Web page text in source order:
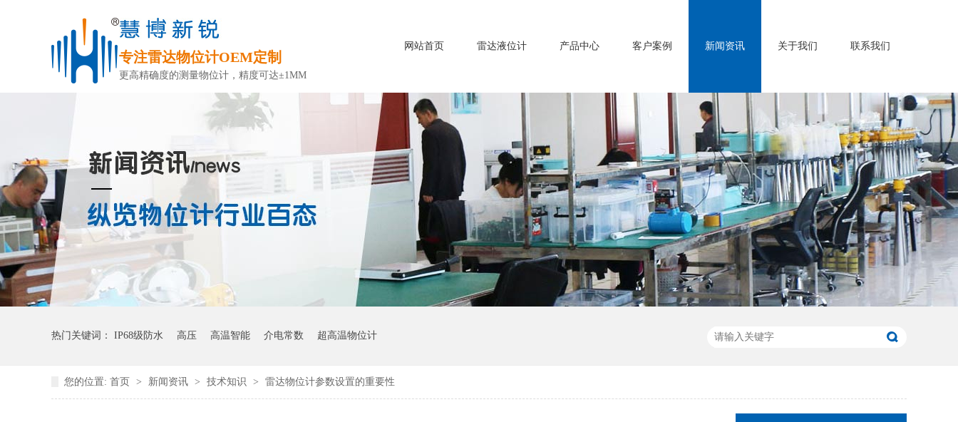
专注雷达物位计OEM定制
更高精确度的测量物位计，精度可达±1MM
网站首页 雷达液位计 产品中心 客户案例 新闻资讯 关于我们 联系我们
热门关键词： IP68级防水 高压 高温智能 介电常数 超高温物位计
您的位置: 首页 > 新闻资讯 > 技术知识 > 雷达物位计参数设置的重要性